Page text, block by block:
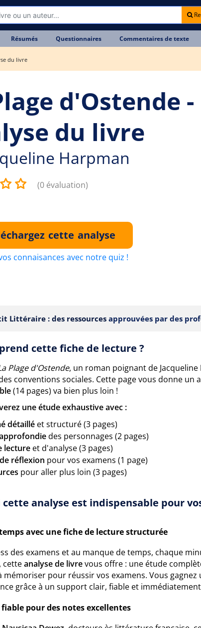
Résumés Questionnaires Commentaires de texte
du livre
d'Ostende -
du livre
Harpman
(0 évaluation)
cette analyse
connaisances avec notre quiz !
Littéraire : des ressources approuvées par des
cette fiche de lecture ?
Plage d'Ostende, un roman poignant de
conventions sociales. Cette page vous donne un
(14 pages) va bien plus loin !
une étude exhaustive avec :
détaillé et structuré (3 pages)
des personnages (2 pages)
lecture et d'analyse (3 pages)
réflexion pour vos examens (1 page)
pour aller plus loin (3 pages)
analyse est indispensable pour
avec une fiche de lecture structurée
des examens et au manque de temps, chaque
cetteanalyse de livrevous offre : une étude
mémoriser pour réussir vos examens. Vous
grâce à un support clair, fiable et
fiable pour des notes excellentes